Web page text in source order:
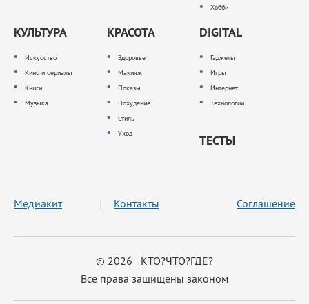
Хобби
КУЛЬТУРА
Искусство
Кино и сериалы
Книги
Музыка
КРАСОТА
Здоровье
Макияж
Показы
Похудение
Стиль
Уход
DIGITAL
Гаджеты
Игры
Интернет
Технологии
ТЕСТЫ
© 2026 КТО?ЧТО?ГДЕ?
Все права защищены законом
Медиакит Контакты Соглашение